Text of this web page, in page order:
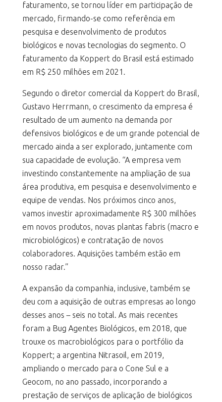
faturamento, se tornou líder em participação de
mercado, firmando-se como referência em
pesquisa e desenvolvimento de produtos
biológicos e novas tecnologias do segmento. O
faturamento da Koppert do Brasil está estimado
em R$ 250 milhões em 2021.
Segundo o diretor comercial da Koppert do Brasil,
Gustavo Herrmann, o crescimento da empresa é
resultado de um aumento na demanda por
defensivos biológicos e de um grande potencial de
mercado ainda a ser explorado, juntamente com
sua capacidade de evolução. “A empresa vem
investindo constantemente na ampliação de sua
área produtiva, em pesquisa e desenvolvimento e
equipe de vendas. Nos próximos cinco anos,
vamos investir aproximadamente R$ 300 milhões
em novos produtos, novas plantas fabris (macro e
microbiológicos) e contratação de novos
colaboradores. Aquisições também estão em
nosso radar.”
A expansão da companhia, inclusive, também se
deu com a aquisição de outras empresas ao longo
desses anos – seis no total. As mais recentes
foram a Bug Agentes Biológicos, em 2018, que
trouxe os macrobiológicos para o portfólio da
Koppert; a argentina Nitrasoil, em 2019,
ampliando o mercado para o Cone Sul e a
Geocom, no ano passado, incorporando a
prestação de serviços de aplicação de biológicos